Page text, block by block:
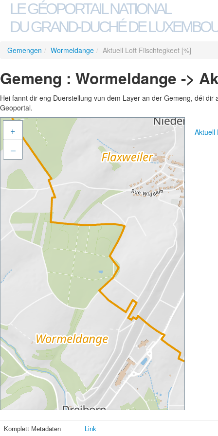
LE GÉOPORTAIL NATIONAL
DU GRAND-DUCHÉ DE
Gemengen / Wormeldange / Aktuell Loft Fiischtegkeet [%]
Gemeng : Wormeldange ->
Hei fannt dir eng Duerstellung vun dem Layer an der Gemeng, déi
Geoportal.
+
–
Aktuell
Komplett Metadaten Link